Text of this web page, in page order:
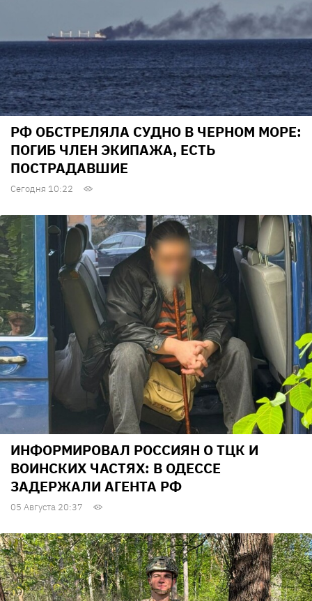
РФ ОБСТРЕЛЯЛА СУДНО В ЧЕРНОМ МОРЕ:
ПОГИБ ЧЛЕН ЭКИПАЖА, ЕСТЬ
ПОСТРАДАВШИЕ
Сегодня 10:22
ИНФОРМИРОВАЛ РОССИЯН О ТЦК И
ВОИНСКИХ ЧАСТЯХ: В ОДЕССЕ
ЗАДЕРЖАЛИ АГЕНТА РФ
05 Августа 20:37